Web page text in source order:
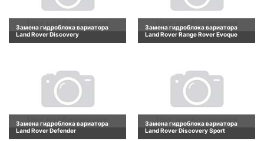
Замена гидроблока вариатора
Land Rover Discovery
Замена гидроблока вариатора
Land Rover Range Rover Evoque
Замена гидроблока вариатора
Land Rover Defender
Замена гидроблока вариатора
Land Rover Discovery Sport